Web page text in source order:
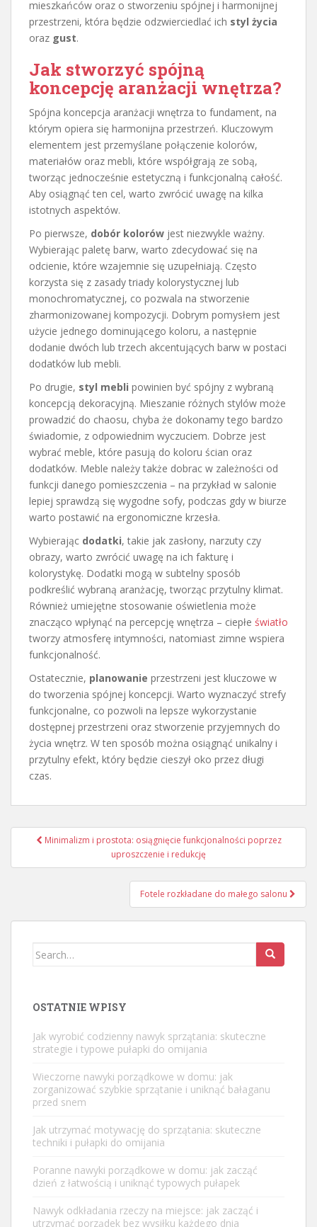
mieszkańców oraz o stworzeniu spójnej i harmonijnej
przestrzeni, która będzie odzwierciedlać ich styl życia
oraz gust.
Jak stworzyć spójną
koncepcję aranżacji wnętrza?
Spójna koncepcja aranżacji wnętrza to fundament, na
którym opiera się harmonijna przestrzeń. Kluczowym
elementem jest przemyślane połączenie kolorów,
materiałów oraz mebli, które współgrają ze sobą,
tworząc jednocześnie estetyczną i funkcjonalną całość.
Aby osiągnąć ten cel, warto zwrócić uwagę na kilka
istotnych aspektów.
Po pierwsze, dobór kolorów jest niezwykle ważny.
Wybierając paletę barw, warto zdecydować się na
odcienie, które wzajemnie się uzupełniają. Często
korzysta się z zasady triady kolorystycznej lub
monochromatycznej, co pozwala na stworzenie
zharmonizowanej kompozycji. Dobrym pomysłem jest
użycie jednego dominującego koloru, a następnie
dodanie dwóch lub trzech akcentujących barw w postaci
dodatków lub mebli.
Po drugie, styl mebli powinien być spójny z wybraną
koncepcją dekoracyjną. Mieszanie różnych stylów może
prowadzić do chaosu, chyba że dokonamy tego bardzo
świadomie, z odpowiednim wyczuciem. Dobrze jest
wybrać meble, które pasują do koloru ścian oraz
dodatków. Meble należy także dobrac w zależności od
funkcji danego pomieszczenia – na przykład w salonie
lepiej sprawdzą się wygodne sofy, podczas gdy w biurze
warto postawić na ergonomiczne krzesła.
Wybierając dodatki, takie jak zasłony, narzuty czy
obrazy, warto zwrócić uwagę na ich fakturę i
kolorystykę. Dodatki mogą w subtelny sposób
podkreślić wybraną aranżację, tworząc przytulny klimat.
Również umiejętne stosowanie oświetlenia może
znacząco wpłynąć na percepcję wnętrza – ciepłe światło
tworzy atmosferę intymności, natomiast zimne wspiera
funkcjonalność.
Ostatecznie, planowanie przestrzeni jest kluczowe w
do tworzenia spójnej koncepcji. Warto wyznaczyć strefy
funkcjonalne, co pozwoli na lepsze wykorzystanie
dostępnej przestrzeni oraz stworzenie przyjemnych do
życia wnętrz. W ten sposób można osiągnąć unikalny i
przytulny efekt, który będzie cieszył oko przez długi
czas.
Nawigacja
Minimalizm i prostota: osiągnięcie funkcjonalności poprzez
uproszczenie i redukcję
Fotele rozkładane do małego salonu
Search
OSTATNIE WPISY
Jak wyrobić codzienny nawyk sprzątania: skuteczne
strategie i typowe pułapki do omijania
Wieczorne nawyki porządkowe w domu: jak
zorganizować szybkie sprzątanie i uniknąć bałaganu
przed snem
Jak utrzymać motywację do sprzątania: skuteczne
techniki i pułapki do omijania
Poranne nawyki porządkowe w domu: jak zacząć
dzień z łatwością i uniknąć typowych pułapek
Nawyk odkładania rzeczy na miejsce: jak zacząć i
utrzymać porządek bez wysiłku każdego dnia